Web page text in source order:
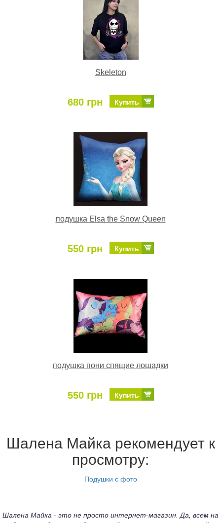
Skeleton
680 грн Купить
подушка Elsa the Snow Queen
550 грн Купить
подушка пони спящие лошадки
550 грн Купить
Шалена Майка рекомендует к
просмотру:
Подушки с фото
Шалена Майка - это не просто интернет-магазин. Да, всем на